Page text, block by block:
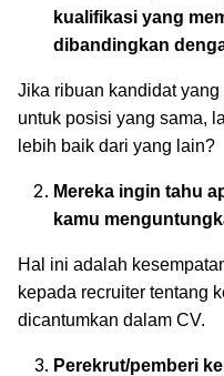
kualifikasi yang
dibandingkan
Jika ribuan kandidat
untuk posisi yang sama,
lebih baik dari yang lain?
Mereka ingin tahu
kamu
Hal ini adalah
kepada recruiter tentang
dicantumkan dalam CV.
Perekrut/pemberi